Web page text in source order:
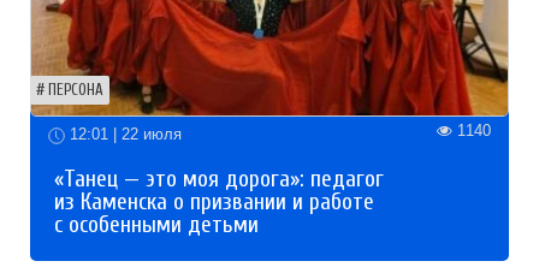
ПЕРСОНА
12:01 | 22 июля 1140
«Танец — это моя дорога»: педагог
из Каменска о призвании и работе
с особенными детьми